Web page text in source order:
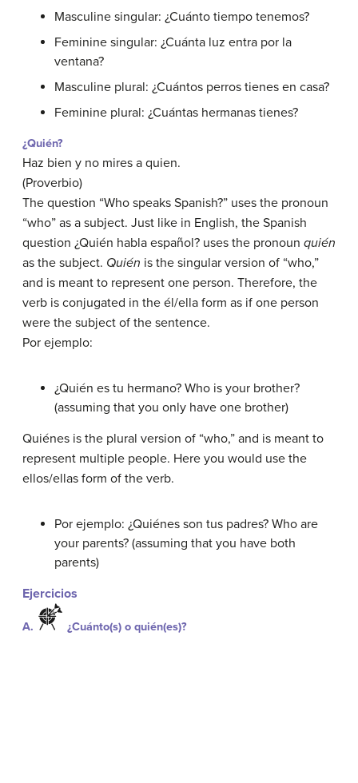
Masculine singular: ¿Cuánto tiempo tenemos?
Feminine singular: ¿Cuánta luz entra por la
ventana?
Masculine plural: ¿Cuántos perros tienes en casa?
Feminine plural: ¿Cuántas hermanas tienes?
¿Quién?
Haz bien y no mires a quien.
(Proverbio)
The question “Who speaks Spanish?” uses the pronoun
“who” as a subject. Just like in English, the Spanish
question ¿Quién habla español? uses the pronoun quién
as the subject. Quién is the singular version of “who,”
and is meant to represent one person. Therefore, the
verb is conjugated in the él/ella form as if one person
were the subject of the sentence.
Por ejemplo:
¿Quién es tu hermano? Who is your brother?
(assuming that you only have one brother)
Quiénes is the plural version of “who,” and is meant to
represent multiple people. Here you would use the
ellos/ellas form of the verb.
Por ejemplo: ¿Quiénes son tus padres? Who are
your parents? (assuming that you have both
parents)
Ejercicios
A. ¿Cuánto(s) o quién(es)?